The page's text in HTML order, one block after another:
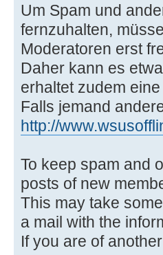
Um Spam und
fernzuhalten,
Moderatoren erst
Daher kann es
erhaltet zudem
Falls jemand
http://
To keep spam and
posts of new
This may take
a mail with the
If you are of